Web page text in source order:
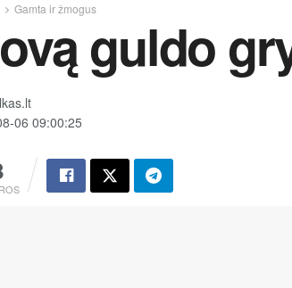
Gamta ir žmogus
guldo
06 09:00:25